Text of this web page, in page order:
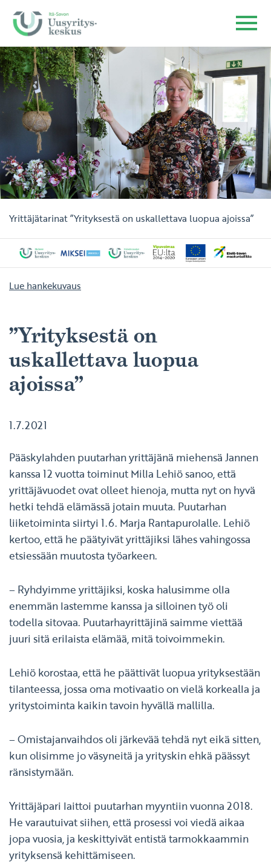
Yrittäjätarinat”Yrityksestä on uskallettava luopua ajoissa”
Lue hankekuvaus
”Yrityksestä on
uskallettava luopua
ajoissa”
1.7.2021
Pääskylahden puutarhan yrittäjänä miehensä Jannen
kanssa 12 vuotta toiminut Milla Lehiö sanoo, että
yrittäjävuodet ovat olleet hienoja, mutta nyt on hyvä
hetki tehdä elämässä jotain muuta. Puutarhan
liiketoiminta siirtyi 1.6. Marja Rantapurolalle. Lehiö
kertoo, että he päätyivät yrittäjiksi lähes vahingossa
etsiessään muutosta työarkeen.
– Ryhdyimme yrittäjiksi, koska halusimme olla
enemmän lastemme kanssa ja silloinen työ oli
todella sitovaa. Puutarhayrittäjinä saimme viettää
juuri sitä erilaista elämää, mitä toivoimmekin.
Lehiö korostaa, että he päättivät luopua yrityksestään
tilanteessa, jossa oma motivaatio on vielä korkealla ja
yritystoiminta kaikin tavoin hyvällä mallilla.
– Omistajanvaihdos oli järkevää tehdä nyt eikä sitten,
kun olisimme jo väsyneitä ja yrityskin ehkä päässyt
ränsistymään.
Yrittäjäpari laittoi puutarhan myyntiin vuonna 2018.
He varautuivat siihen, että prosessi voi viedä aikaa
jopa vuosia, ja keskittyivät entistä tarmokkaammin
yrityksensä kehittämiseen.